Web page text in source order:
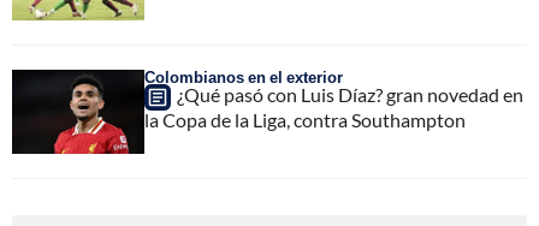
Colombianos en el exterior
¿Qué pasó con Luis Díaz? gran novedad en
la Copa de la Liga, contra Southampton